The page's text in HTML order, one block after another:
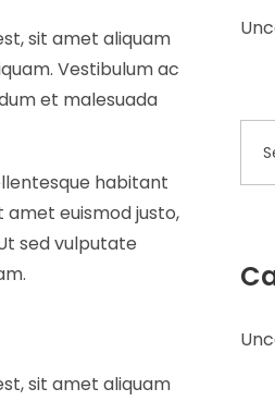
sit amet aliquam
Vestibulum ac
et malesuada
habitant
euismod justo,
sed vulputate
sit amet aliquam